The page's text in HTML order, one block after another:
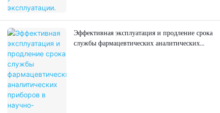
Эффективная эксплуатация и продление срока
службы фармацевтических аналитических